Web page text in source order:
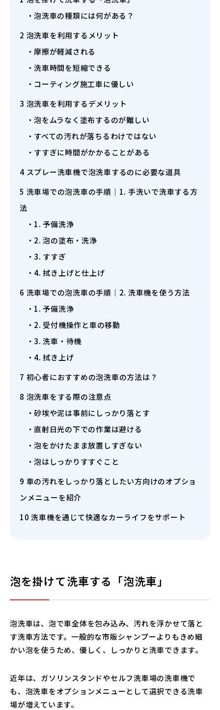
泡洗車の種類には何がある？
2 泡洗車を利用するメリット
摩擦が軽減される
洗車時間を短縮できる
コーティング施工車に優しい
3 泡洗車を利用するデメリット
泡をムラなく塗布するのが難しい
すべての汚れが落ちるわけではない
すすぎに時間がかかることがある
4スプレー洗車機で泡洗車するのに必要な道具
5 洗車場での泡洗車の手順｜1. 手洗いで洗車する方
法
1. 予備洗浄
2. 泡の塗布・洗浄
3. すすぎ
4. 拭き上げと仕上げ
6 洗車場での泡洗車の手順｜2. 洗車機を使う方法
1. 予備洗浄
2. 受付機操作と車の移動
3. 洗車・待機
4. 拭き上げ
7 初心者におすすめの泡洗車の方法は？
8 泡洗車をする際の注意点
砂埃や泥は事前にしっかり落とす
直射日光の下での作業は避ける
泡をかけたまま放置しすぎない
泡はしっかりすすぐこと
9 車の汚れをしっかり落としたい方向けのオプショ
ンメニューを紹介
10 洗車機を通じて快適なカーライフをサポート
泡を掛けて洗車する「泡洗車」
泡洗車は、泡で車全体を包み込み、汚れを浮かせて落と
す洗車方法です。一般的な市販シャンプーよりもきめ細
かい泡を使うため、優しく、しっかりと洗車できます。
近年は、ガソリンスタンドやセルフ洗車場の洗車機で
も、泡洗車をオプションメニューとして選択できる洗車
場が増えています。